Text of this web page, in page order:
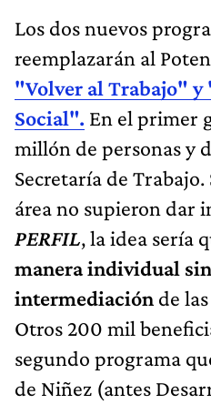
Los dos nuevos
reemplazarán al
"Volver al Trabajo"
Social". En el primer
millón de personas y
Secretaría de Trabajo.
área no supieron dar
PERFIL, la idea sería
manera individual
intermediación de
Otros 200 mil
segundo programa
de Niñez (antes